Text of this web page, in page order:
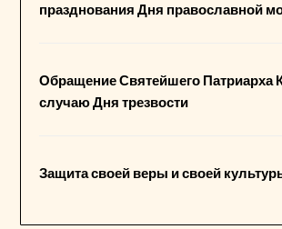
празднования Дня православной
Обращение Святейшего Патриарха
случаю Дня трезвости
Защита своей веры и своей